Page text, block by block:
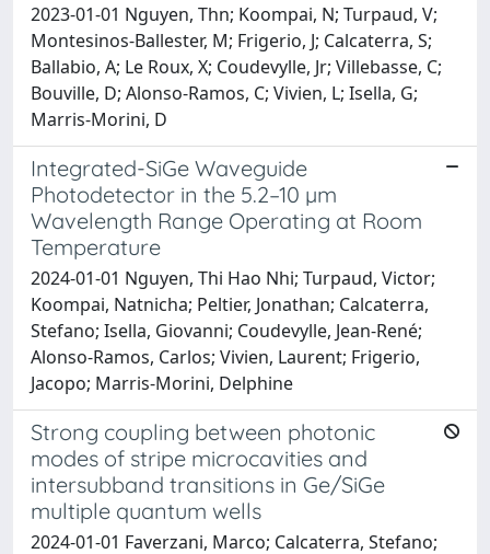
2023-01-01 Nguyen, Thn; Koompai, N; Turpaud, V;
Montesinos-Ballester, M; Frigerio, J; Calcaterra, S;
Ballabio, A; Le Roux, X; Coudevylle, Jr; Villebasse, C;
Bouville, D; Alonso-Ramos, C; Vivien, L; Isella, G;
Marris-Morini, D
Integrated-SiGe Waveguide
Photodetector in the 5.2–10 µm
Wavelength Range Operating at Room
Temperature
2024-01-01 Nguyen, Thi Hao Nhi; Turpaud, Victor;
Koompai, Natnicha; Peltier, Jonathan; Calcaterra,
Stefano; Isella, Giovanni; Coudevylle, Jean-René;
Alonso-Ramos, Carlos; Vivien, Laurent; Frigerio,
Jacopo; Marris-Morini, Delphine
Strong coupling between photonic
modes of stripe microcavities and
intersubband transitions in Ge/SiGe
multiple quantum wells
2024-01-01 Faverzani, Marco; Calcaterra, Stefano;